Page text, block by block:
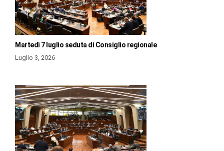
Martedì 7 luglio seduta di Consiglio regionale
Luglio 3, 2026